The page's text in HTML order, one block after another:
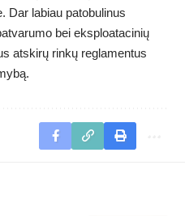
Dar labiau patobulinus
bei eksploatacinių
atskirų rinkų reglamentus